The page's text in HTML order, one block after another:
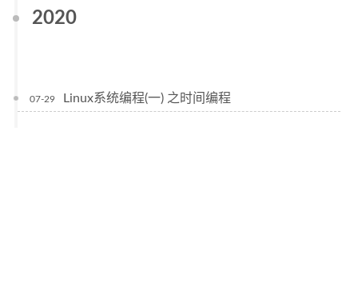
2020
07-29 Linux系统编程(一) 之时间编程